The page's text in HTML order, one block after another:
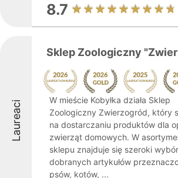
8.7
Laureaci
Sklep Zoologiczny
W mieście Kobyłka działa Sklep
Zoologiczny Zwierzogród, który
na dostarczaniu produktów dla
zwierząt domowych. W
sklepu znajduje się szeroki
dobranych artykułów
psów, kotów, ...